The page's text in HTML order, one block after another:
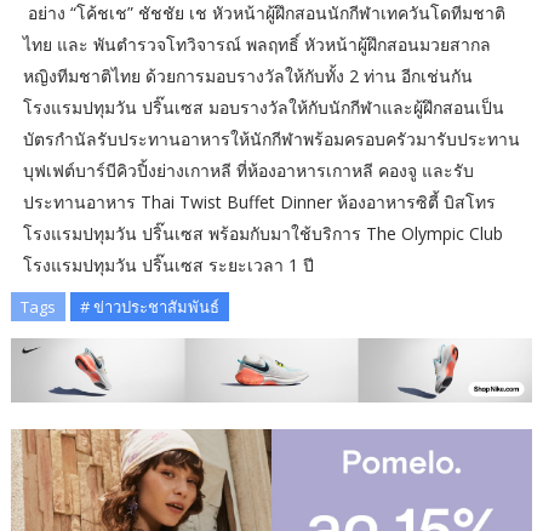
อย่าง “โค้ชเช” ชัชชัย เช หัวหน้าผู้ฝึกสอนนักกีฬาเทควันโดทีมชาติ
ไทย และ พันตำรวจโทวิจารณ์ พลฤทธิ์ หัวหน้าผู้ฝึกสอนมวยสากล
หญิงทีมชาติไทย ด้วยการมอบรางวัลให้กับทั้ง 2 ท่าน อีกเช่นกัน
โรงแรมปทุมวัน ปริ๊นเซส มอบรางวัลให้กับนักกีฬาและผู้ฝึกสอนเป็น
บัตรกำนัลรับประทานอาหารให้นักกีฬาพร้อมครอบครัวมารับประทาน
บุฟเฟต์บาร์บีคิวปิ้งย่างเกาหลี ที่ห้องอาหารเกาหลี คองจู และรับ
ประทานอาหาร Thai Twist Buffet Dinner ห้องอาหารซิตี้ บิสโทร
โรงแรมปทุมวัน ปริ๊นเซส พร้อมกับมาใช้บริการ The Olympic Club
โรงแรมปทุมวัน ปริ๊นเซส ระยะเวลา 1 ปี
Tags # ข่าวประชาสัมพันธ์